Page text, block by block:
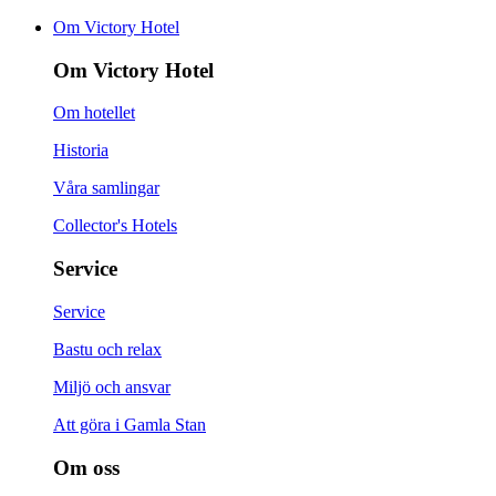
Om Victory Hotel
Om Victory Hotel
Om hotellet
Historia
Våra samlingar
Collector's Hotels
Service
Service
Bastu och relax
Miljö och ansvar
Att göra i Gamla Stan
Om oss